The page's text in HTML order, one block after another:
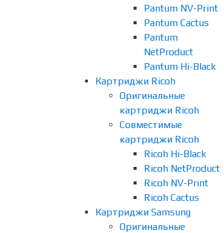
Pantum NV-Print
Pantum Cactus
Pantum
NetProduct
Pantum Hi-Black
Картриджи Ricoh
Оригинальные
картриджи Ricoh
Совместимые
картриджи Ricoh
Ricoh Hi-Black
Ricoh NetProduct
Ricoh NV-Print
Ricoh Cactus
Картриджи Samsung
Оригинальные